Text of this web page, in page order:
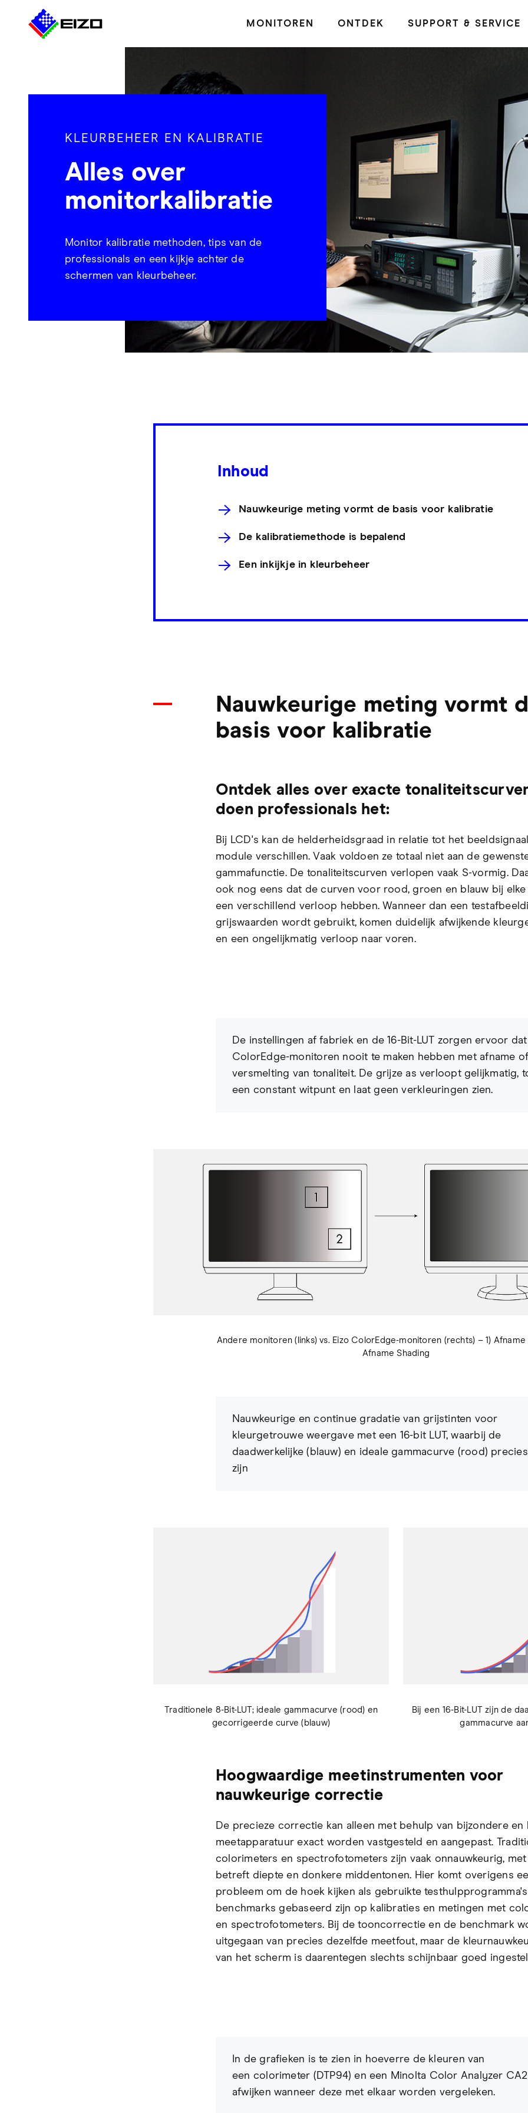
MONITOREN ONTDEK SUPPORT & SERVICE
KLEURBEHEER EN KALIBRATIE
Alles over
monitorkalibratie
Monitor kalibratie methoden, tips van de
professionals en een kijkje achter de
schermen van kleurbeheer.
Inhoud
Nauwkeurige meting vormt de basis voor kalibratie
De kalibratiemethode is bepalend
Een inkijkje in kleurbeheer
Nauwkeurige meting vormt
basis voor kalibratie
Ontdek alles over exacte
doen professionals het:
Bij LCD's kan de helderheidsgraad in relatie tot het
module verschillen. Vaak voldoen ze totaal niet aan de
gammafunctie. De tonaliteitscurven verlopen vaak S-vormig.
ook nog eens dat de curven voor rood, groen en blauw bij
een verschillend verloop hebben. Wanneer dan een
grijswaarden wordt gebruikt, komen duidelijk afwijkende
en een ongelijkmatig verloop naar voren.
De instellingen af fabriek en de 16-Bit-LUT zorgen ervoor dat
ColorEdge-monitoren nooit te maken hebben met afname of
versmelting van tonaliteit. De grijze as verloopt gelijkmatig,
een constant witpunt en laat geen verkleuringen zien.
Andere monitoren (links) vs. Eizo ColorEdge-monitoren (rechts) – 1) Afname
Afname Shading
Nauwkeurige en continue gradatie van grijstinten voor
kleurgetrouwe weergave met een 16-bit LUT, waarbij de
daadwerkelijke (blauw) en ideale gammacurve (rood)
zijn
Traditionele 8-Bit-LUT; ideale gammacurve (rood) en
gecorrigeerde curve (blauw)
Bij een 16-Bit-LUT zijn de
gammacurve
Hoogwaardige meetinstrumenten voor
nauwkeurige correctie
De precieze correctie kan alleen met behulp van bijzondere en
meetapparatuur exact worden vastgesteld en aangepast.
colorimeters en spectrofotometers zijn vaak onnauwkeurig, met
betreft diepte en donkere middentonen. Hier komt overigens
probleem om de hoek kijken als gebruikte
benchmarks gebaseerd zijn op kalibraties en metingen met
en spectrofotometers. Bij de tooncorrectie en de benchmark
uitgegaan van precies dezelfde meetfout, maar de
van het scherm is daarentegen slechts schijnbaar goed
In de grafieken is te zien in hoeverre de kleuren van
een colorimeter (DTP94) en een Minolta Color Analyzer
afwijken wanneer deze met elkaar worden vergeleken.